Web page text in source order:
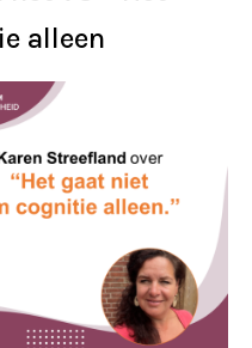
alleen